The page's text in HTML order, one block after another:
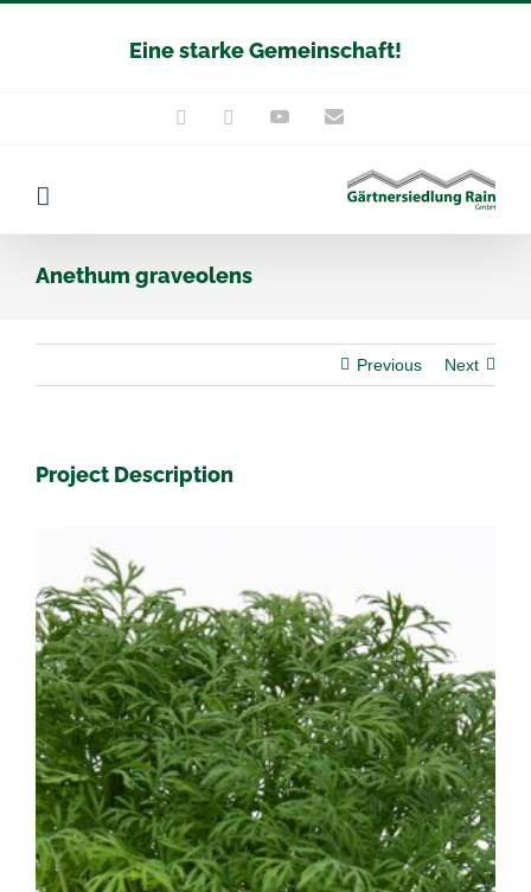
Eine starke Gemeinschaft!
InstagramFacebookYouTubeE-
Anethum graveolens
Previous Next
Project Description